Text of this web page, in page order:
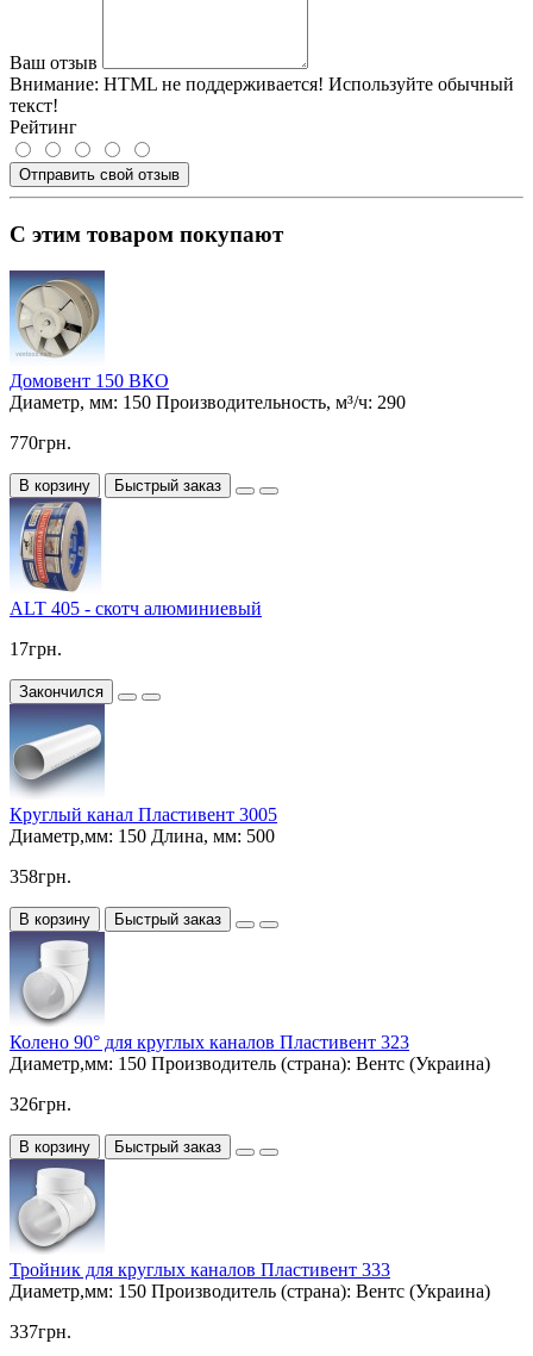
Ваш отзыв
Внимание: HTML не поддерживается! Используйте обычный
текст!
Рейтинг
Отправить свой отзыв
С этим товаром покупают
Домовент 150 ВКО
Диаметр, мм: 150 Производительность, м³/ч: 290
770грн.
В корзину Быстрый заказ
ALT 405 - скотч алюминиевый
17грн.
Закончился
Круглый канал Пластивент 3005
Диаметр,мм: 150 Длина, мм: 500
358грн.
В корзину Быстрый заказ
Колено 90° для круглых каналов Пластивент 323
Диаметр,мм: 150 Производитель (страна): Вентс (Украина)
326грн.
В корзину Быстрый заказ
Тройник для круглых каналов Пластивент 333
Диаметр,мм: 150 Производитель (страна): Вентс (Украина)
337грн.